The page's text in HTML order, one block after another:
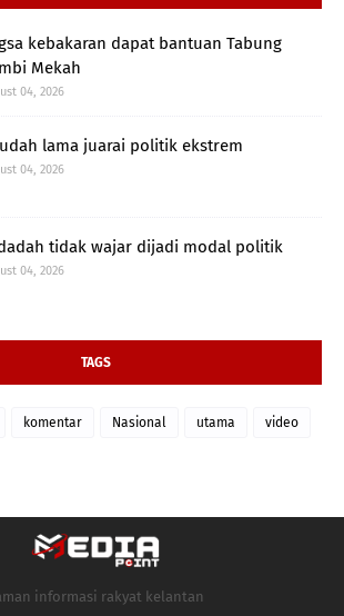
kebakaran dapat bantuan Tabung
Mekah
04, 2026
lama juarai politik ekstrem
04, 2026
tidak wajar dijadi modal politik
04, 2026
TAGS
komentar Nasional utama video
informasi rakyat kelantan